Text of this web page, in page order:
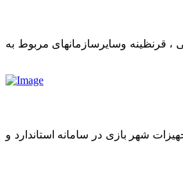
قرنظینه وسایرسازمانهای مربوط به
شهر بازی در سامانه استاندارد و